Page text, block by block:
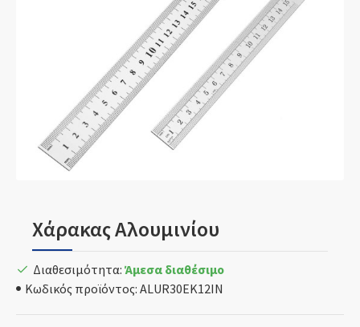
Χάρακας Αλουμινίου
Διαθεσιμότητα: Άμεσα διαθέσιμο
Κωδικός προϊόντος: ALUR30EK12IN